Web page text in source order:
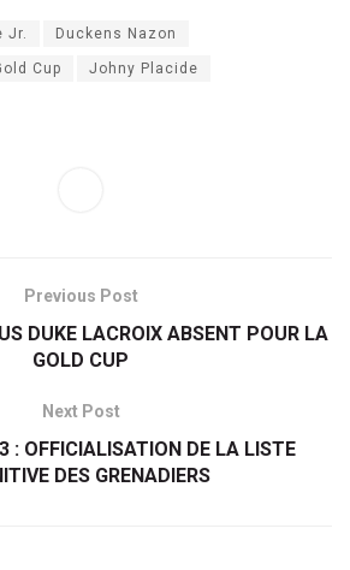
Jr. Duckens Nazon
Cup Johny Placide
Previous Post
DUKE LACROIX ABSENT POUR LA
GOLD CUP
Next Post
: OFFICIALISATION DE LA LISTE
DES GRENADIERS